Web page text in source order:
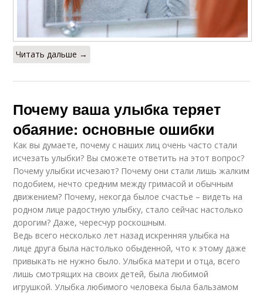
Читать дальше →
Почему ваша улыбка теряет
обаяние: основные ошибки
Как вы думаете, почему с наших лиц очень часто стали
исчезать улыбки? Вы сможете ответить на этот вопрос?
Почему улыбки исчезают? Почему они стали лишь жалким
подобием, нечто средним между гримасой и обычным
движением? Почему, некогда былое счастье – видеть на
родном лице радостную улыбку, стало сейчас настолько
дорогим? Даже, чересчур роскошным.
Ведь всего несколько лет назад искренняя улыбка на
лице друга была настолько обыденной, что к этому даже
привыкать не нужно было. Улыбка матери и отца, всего
лишь смотрящих на своих детей, была любимой
игрушкой. Улыбка любимого человека была бальзамом